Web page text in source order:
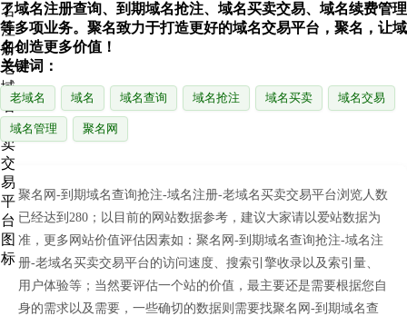
了域名注册查询、到期域名抢注、域名买卖交易、域名续费管理
等多项业务。聚名致力于打造更好的域名交易平台，聚名，让域
名创造更多价值！
关键词：
老域名 域名 域名查询 域名抢注 域名买卖 域名交易
域名管理 聚名网
聚名网-到期域名查询抢注-域名注册-老域名买卖交易平台浏览人数
已经达到280；以目前的网站数据参考，建议大家请以爱站数据为
准，更多网站价值评估因素如：聚名网-到期域名查询抢注-域名注
册-老域名买卖交易平台的访问速度、搜索引擎收录以及索引量、
用户体验等；当然要评估一个站的价值，最主要还是需要根据您自
身的需求以及需要，一些确切的数据则需要找聚名网-到期域名查